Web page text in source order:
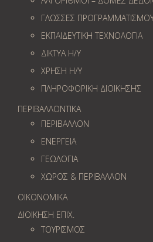
ΓΛΩΣΣΕΣ
ΕΚΠΑΙΔΕΥΤΙΚΗ ΤΕΧΝΟΛΟΓΙΑ
ΔΙΚΤΥΑ Η/Υ
ΧΡΗΣΗ Η/Υ
ΠΛΗΡΟΦΟΡΙΚΗ ΔΙΟΙΚΗΣΗΣ
ΠΕΡΙΒΑΛΛΟΝΤΙΚΑ
ΠΕΡΙΒΑΛΛΟΝ
ΕΝΕΡΓΕΙΑ
ΓΕΩΛOΓΙΑ
ΧΩΡΟΣ & ΠΕΡΙΒΑΛΛΟΝ
ΟΙΚΟΝΟΜΙΚΑ
ΔΙΟΙΚΗΣΗ ΕΠΙΧ.
ΤΟΥΡΙΣΜΟΣ